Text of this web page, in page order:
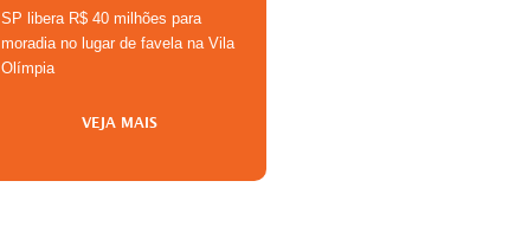
SP libera R$ 40 milhões para
moradia no lugar de favela na Vila
Olímpia
VEJA MAIS